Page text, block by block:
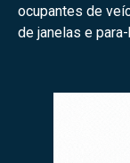
ocupantes de
de janelas e